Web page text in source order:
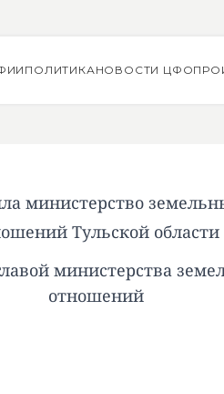
ПОЛИТИКАНОВОСТИ ЦФО
министерство
Тульской области
министерства
отношений